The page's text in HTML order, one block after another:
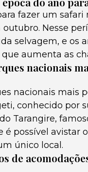
fazer um safari
Nesse
selvagem, e os
aumenta as
nacionais
nacionais mais
conhecido por
Tarangire,
é possível avistar
único local.
de